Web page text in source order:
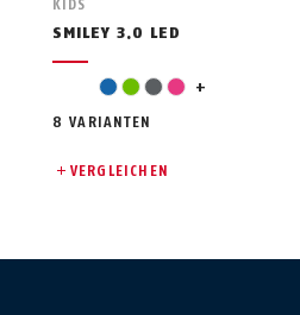
KIDS
SMILEY 3.0 LED
bluegreen
greypink
red +
8 VARIANTEN
VERGLEICHEN